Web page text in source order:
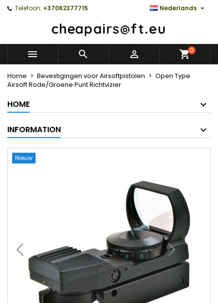
Telefoon: +37062377715 Nederlands 
   0
Home Bevestigingen voor Airsoftpistolen
Open Type
Airsoft Rode/Groene Punt Richtvizier
HOME
INFORMATION
Nieuw